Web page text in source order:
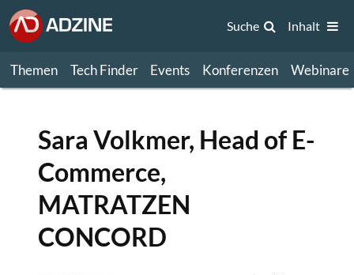
Themen Tech Finder Events Konferenzen Webinare
Suche Inhalt
Sara Volkmer, Head of E-
Commerce,
MATRATZEN
CONCORD